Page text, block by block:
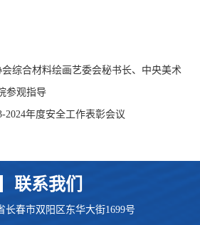
综合材料绘画艺委会秘书长、中央美术
参观指导
2024年度安全工作表彰会议
联系我们
长春市双阳区东华大街1699号